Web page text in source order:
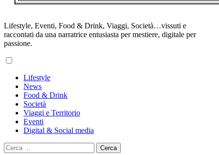
Lifestyle, Eventi, Food & Drink, Viaggi, Società…vissuti e
raccontati da una narratrice entusiasta per mestiere, digitale per
passione.
Menu
Lifestyle
News
Food & Drink
Società
Viaggi e Territorio
Eventi
Digital & Social media
Ricerca